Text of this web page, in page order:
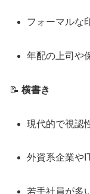
フォーマルな
年配の上司や
📝 横書き
現代的で視認
外資系企業や
若手社員が多